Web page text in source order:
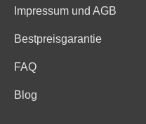
Impressum und AGB
Bestpreisgarantie
FAQ
Blog